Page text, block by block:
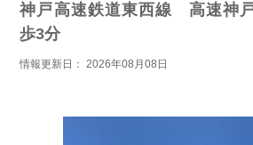
神戸高速鉄道東西線 高速神
歩3分
情報更新日： 2026年08月08日